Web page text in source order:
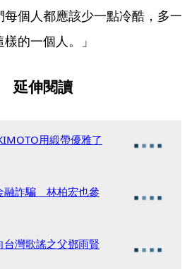
個人都應該少一點冷酷，多一
的一個人。」
延伸閱讀
用緞帶優雅了
融詐騙 林柏宏也參
灣歌謠之父鄧雨賢